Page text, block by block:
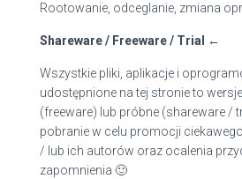
Rootowanie, odceglanie, zmiana
Shareware / Freeware / Trial ←
Wszystkie pliki, aplikacje i
udostępnione na tej stronie to
(freeware) lub próbne (shareware /
pobranie w celu promocji
/ lub ich autorów oraz ocalenia
zapomnienia 🙂